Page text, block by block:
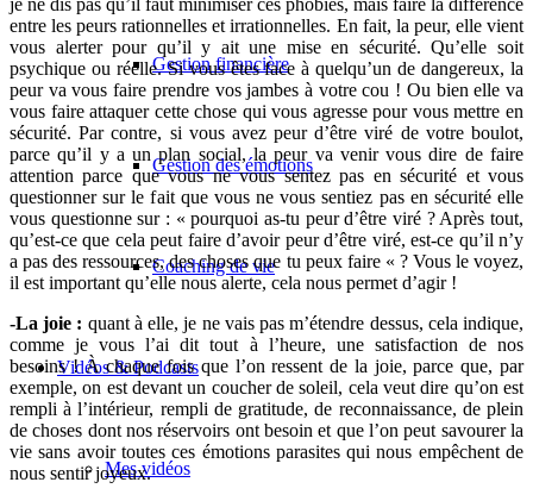
Gestion financière
Gestion des émotions
Coaching de vie
Vidéos & Podcasts
Mes vidéos
entre les peurs rationnelles et irrationnelles. En fait, la peur, elle vient
vous alerter pour qu’il y ait une mise en sécurité. Qu’elle soit
psychique ou réelle. Si vous êtes face à quelqu’un de dangereux, la
peur va vous faire prendre vos jambes à votre cou ! Ou bien elle va
vous faire attaquer cette chose qui vous agresse pour vous mettre en
sécurité. Par contre, si vous avez peur d’être viré de votre boulot,
parce qu’il y a un plan social, la peur va venir vous dire de faire
attention parce que vous ne vous sentez pas en sécurité et vous
questionner sur le fait que vous ne vous sentiez pas en sécurité elle
vous questionne sur : « pourquoi as-tu peur d’être viré ? Après tout,
qu’est-ce que cela peut faire d’avoir peur d’être viré, est-ce qu’il n’y
a pas des ressources, des choses que tu peux faire « ? Vous le voyez,
il est important qu’elle nous alerte, cela nous permet d’agir !
-La joie : quant à elle, je ne vais pas m’étendre dessus, cela indique,
comme je vous l’ai dit tout à l’heure, une satisfaction de nos
besoins ! À chaque fois que l’on ressent de la joie, parce que, par
exemple, on est devant un coucher de soleil, cela veut dire qu’on est
rempli à l’intérieur, rempli de gratitude, de reconnaissance, de plein
de choses dont nos réservoirs ont besoin et que l’on peut savourer la
vie sans avoir toutes ces émotions parasites qui nous empêchent de
nous sentir joyeux.